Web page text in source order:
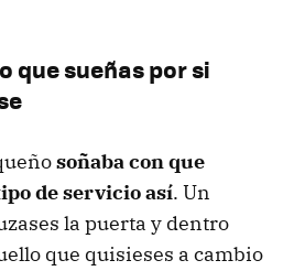
que sueñas por si
soñaba con que
de servicio así. Un
la puerta y dentro
que quisieses a cambio